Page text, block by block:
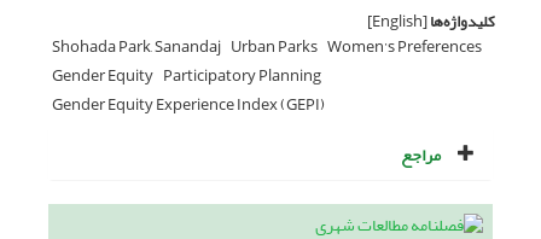
کلیدواژه‌ها[English]
Shohada Park, Sanandaj Urban Parks Women’s Preferences
Gender Equity Participatory Planning
Gender Equity Experience Index (GEPI)
مراجع